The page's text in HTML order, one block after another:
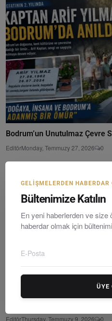
Bodrum’un Unutulmaz Çevre
EditörMonday, Temmuzy 27, 2026 0
EditörThursday, Temmuzy 9, 2026 0
GELIŞMELERDEN HABERDAR
Bültenimize Katılın
En yeni haberlerden ve size
haberdar olmak için
ÜYE